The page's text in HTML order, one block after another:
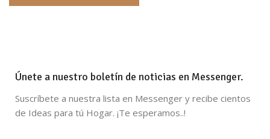
Únete a nuestro boletín de noticias en Messenger.
Suscríbete a nuestra lista en Messenger y recibe cientos
de Ideas para tú Hogar. ¡Te esperamos..!